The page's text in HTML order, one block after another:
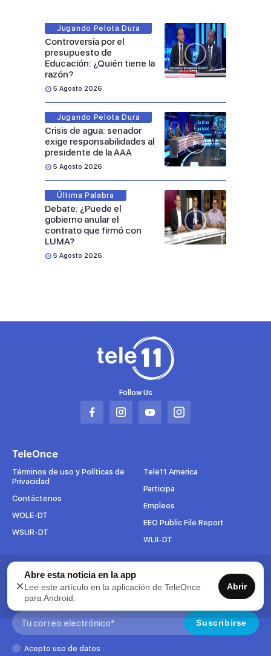
Jugando Pelota Dura
Controversia por el
presupuesto de
Educación: ¿Quién tiene la
razón?
5 Agosto 2026
Jugando Pelota Dura
Crisis de agua: senador
exige responsabilidades al
presidente de la AAA
5 Agosto 2026
Última Palabra
Debate: ¿Puede el
gobierno anular el
contrato que firmó con
LUMA?
5 Agosto 2026
Follow Us
Abrir
pestaña
Abrir
pestaña
Abrir
pestaña
Abrir
pestaña
TeleOnce
Términos de uso y Políticas de
Privacidad
Contáctenos
WOLE-DT
WSUR-DT
Tele11 America
Participa
Empleos
EEO Public File Report
WLII-DT
Suscríbete al boletín
Para mantenerse al tanto de todo lo que pasa en TeleOnce,
suscríbase ahora a nuestros boletines.
Search: Suscribirse
Acepto uso de datos
×
Abre esta noticia en la app
Lee este artículo en la aplicación de TeleOnce
para Android.
Abrir